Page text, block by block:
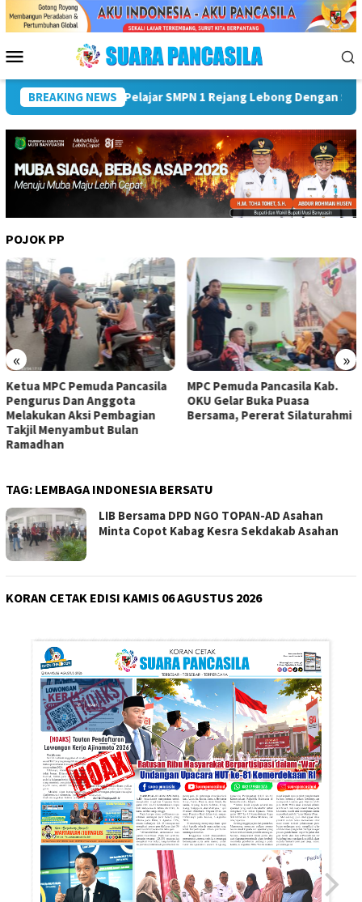
Menu
Mobile
BREAKING NEWS
Dengan Segudang Prestasi Optimalkan PAD, Pemkot
POJOK PP
« »
Ketua MPC Pemuda Pancasila
Pengurus Dan Anggota
Melakukan Aksi Pembagian
Takjil Menyambut Bulan
Ramadhan
MPC Pemuda Pancasila Kab.
OKU Gelar Buka Puasa
Bersama, Pererat Silaturahmi
TAG: LEMBAGA INDONESIA BERSATU
LIB Bersama DPD NGO TOPAN-AD Asahan
Minta Copot Kabag Kesra Sekdakab Asahan
KORAN CETAK EDISI KAMIS 06 AGUSTUS 2026